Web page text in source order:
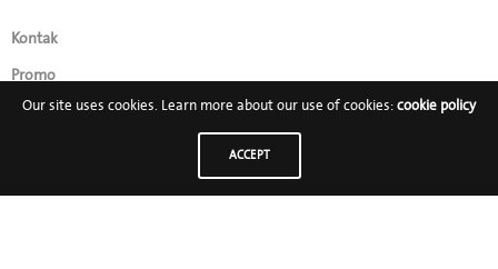
Kontak
Promo
Our site uses cookies. Learn more about our use of cookies: cookie policy
ACCEPT